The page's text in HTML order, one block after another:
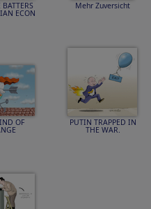
ECON
Mehr Zuversicht
OF PUTIN TRAPPED IN
THE WAR.